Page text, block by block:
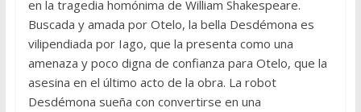
en la tragedia homónima de William Shakespeare.
Buscada y amada por Otelo, la bella Desdémona es
vilipendiada por Iago, que la presenta como una
amenaza y poco digna de confianza para Otelo, que la
asesina en el último acto de la obra. La robot
Desdémona sueña con convertirse en una